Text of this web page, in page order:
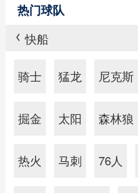
热门球队
> 快船
骑士 猛龙 尼克斯
掘金 太阳 森林狼
热火 马刺 76人